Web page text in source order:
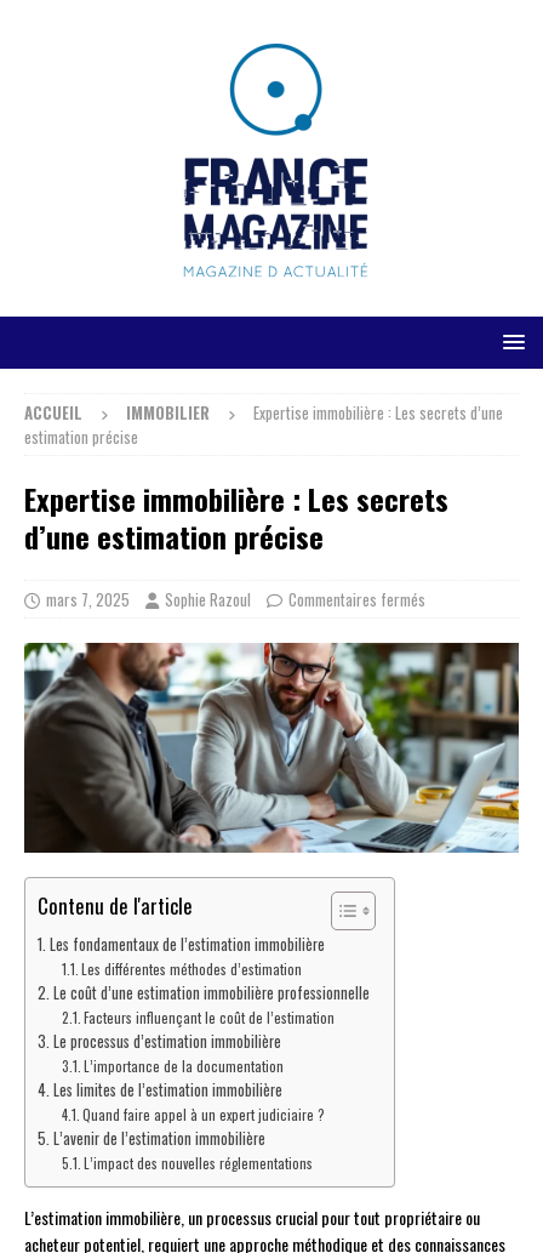
ACCUEIL IMMOBILIER
Expertise immobilière : Les secrets d’une
estimation précise
Expertise immobilière : Les secrets
d’une estimation précise
mars 7, 2025 Sophie Razoul Commentaires fermés
Contenu de l'article
Les fondamentaux de l’estimation immobilière
Les différentes méthodes d’estimation
Le coût d’une estimation immobilière professionnelle
Facteurs influençant le coût de l’estimation
Le processus d’estimation immobilière
L’importance de la documentation
Les limites de l’estimation immobilière
Quand faire appel à un expert judiciaire ?
L’avenir de l’estimation immobilière
L’impact des nouvelles réglementations
L’estimation immobilière, un processus crucial pour tout propriétaire ou
acheteur potentiel, requiert une approche méthodique et des connaissances